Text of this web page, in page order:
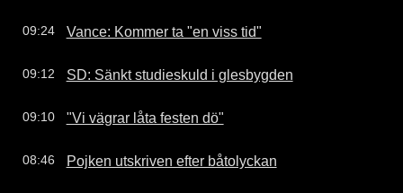
09:24 Vance: Kommer ta "en viss tid"
09:12 SD: Sänkt studieskuld i glesbygden
09:10 "Vi vägrar låta festen dö"
08:46 Pojken utskriven efter båtolyckan